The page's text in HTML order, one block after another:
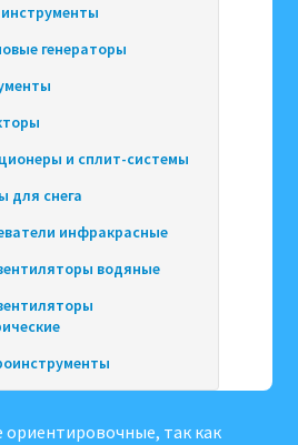
генераторы
и сплит-системы
для снега
инфракрасные
водяные
ориентировочные, так как